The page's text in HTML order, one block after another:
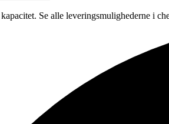
Se alle leveringsmulighederne i